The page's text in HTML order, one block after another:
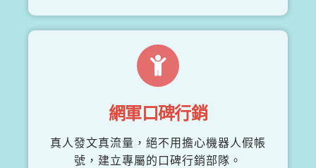
網軍口碑行銷
真人發文真流量，絕不用擔心機器人假帳
號，建立專屬的口碑行銷部隊。